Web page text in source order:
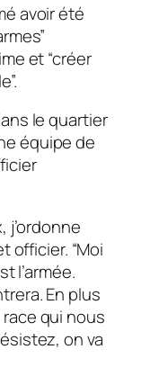
avoir été
et “créer
le quartier
équipe de
j’ordonne
officier. “Moi
l’armée.
En plus
qui nous
on va